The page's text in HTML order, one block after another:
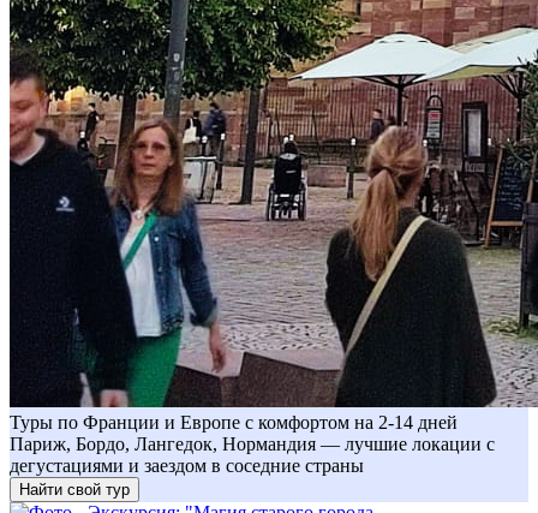
Туры по Франции и Европе с комфортом на 2-14 дней
Париж, Бордо, Лангедок, Нормандия — лучшие локации с
дегустациями и заездом в соседние страны
Найти свой тур